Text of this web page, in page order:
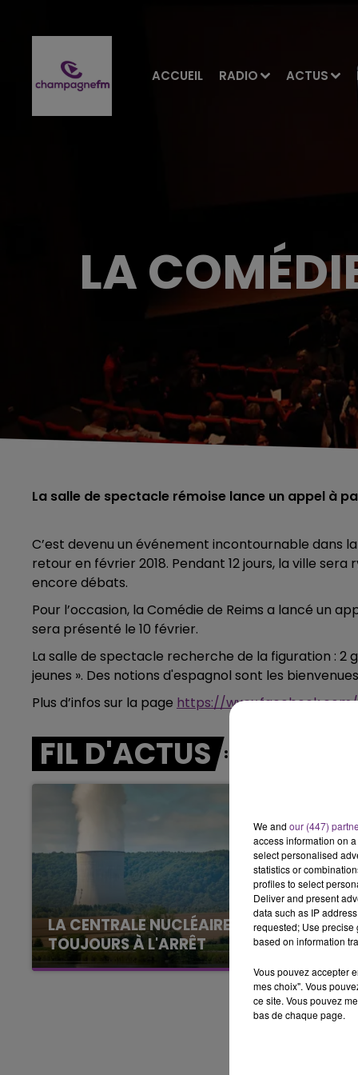
ACCUEIL RADIO ACTUS
5h00 - 6h00
CHAMPAGNE FM
LA
La salle de spectacle rémoise lance un appel à
C’est devenu un événement incontournable dans
retour en février 2018. Pendant 12 jours, la ville
encore débats.
Pour l’occasion, la Comédie de Reims a lancé un
sera présenté le 10 février.
La salle de spectacle recherche de la figuration : 2
jeunes ». Des notions d'espagnol sont les
Plus d’infos sur la page https://www.facebook.com/
FIL D'ACTUS
LA CENTRALE NUCLÉAIRE DE CHOOZ
TOUJOURS À L'ARRÊT
Cela fait déjà une semaine que la centrale
nucléaire ardennaise est à l'arrêt. Une situation
justifiée par la sécheresse intense qui est
We and our (447)
access information on
select personalised
statistics or
profiles to select
Deliver and present
data such as IP
requested; Use precise
based on information
Vous pouvez accepter
mes choix". Vous
ce site. Vous pouvez
bas de chaque page.